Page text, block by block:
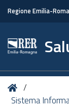
Regione Emilia-
Tu
sei
Home
Sistema